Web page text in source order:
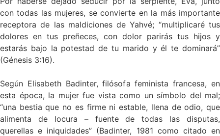
con todas las mujeres, se convierte en la más importante
receptora de las maldiciones de Yahvé; “multiplicaré tus
dolores en tus preñeces, con dolor parirás tus hijos y
estarás bajo la potestad de tu marido y él te dominará”
(Génesis 3:16).
Según Elisabeth Badinter, filósofa feminista francesa, en
esta época, la mujer fue vista como un símbolo del mal;
“una bestia que no es firme ni estable, llena de odio, que
alimenta de locura – fuente de todas las disputas,
querellas e iniquidades” (Badinter, 1981 como citado en